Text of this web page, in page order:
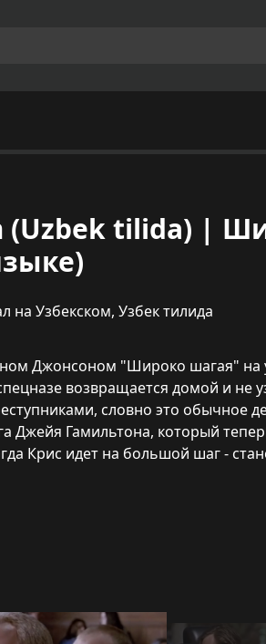
(Uzbek tilida) |
на Узбекском, Узбек тилида
Джонсоном "Широко шагая" на
возвращается домой и не
словно это обычное
Джейя Гамильтона, который
Крис идет на большой шаг -